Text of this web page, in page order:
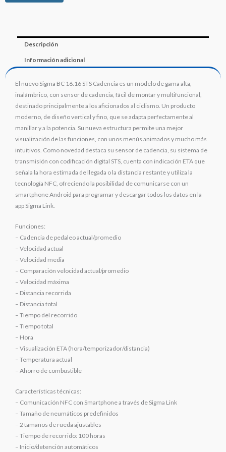
Descripción
Información adicional
El nuevo Sigma BC 16.16 STS Cadencia es un modelo de gama alta,
inalámbrico, con sensor de cadencia, fácil de montar y multifuncional,
destinado principalmente a los aficionados al ciclismo. Un producto
moderno, de diseño vertical y fino, que se adapta perfectamente al
manillar y a la potencia. Su nueva estructura permite una mejor
visualización de las funciones, con unos menús animados y mucho más
intuitivos. Como novedad destaca su sensor de cadencia, su sistema de
transmisión con codificación digital STS, cuenta con indicación ETA que
señala la hora estimada de llegada o la distancia restante y utiliza la
tecnología NFC, ofreciendo la posibilidad de comunicarse con un
smartphone Android para programar y descargar todos los datos en la
app Sigma Link.
Funciones:
– Cadencia de pedaleo actual/promedio
– Velocidad actual
– Velocidad media
– Comparación velocidad actual/promedio
– Velocidad máxima
– Distancia recorrida
– Distancia total
– Tiempo del recorrido
– Tiempo total
– Hora
– Visualización ETA (hora/temporizador/distancia)
– Temperatura actual
– Ahorro de combustible
Características técnicas:
– Comunicación NFC con Smartphone a través de Sigma Link
– Tamaño de neumáticos predefinidos
– 2 tamaños de rueda ajustables
– Tiempo de recorrido: 100 horas
– Inicio/detención automáticos